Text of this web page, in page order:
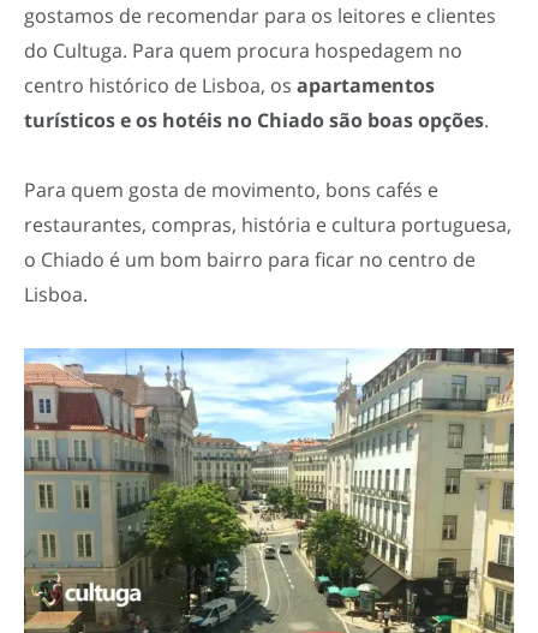
gostamos de recomendar para os leitores e clientes
do Cultuga. Para quem procura hospedagem no
centro histórico de Lisboa, os apartamentos
turísticos e os hotéis no Chiado são boas opções.
Para quem gosta de movimento, bons cafés e
restaurantes, compras, história e cultura portuguesa,
o Chiado é um bom bairro para ficar no centro de
Lisboa.